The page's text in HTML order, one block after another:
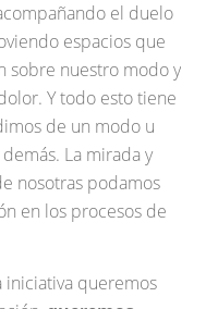
el duelo
espacios que
sobre nuestro modo y
Y todo esto tiene
de un modo u
La mirada y
nosotras podamos
en los procesos de
iniciativa queremos